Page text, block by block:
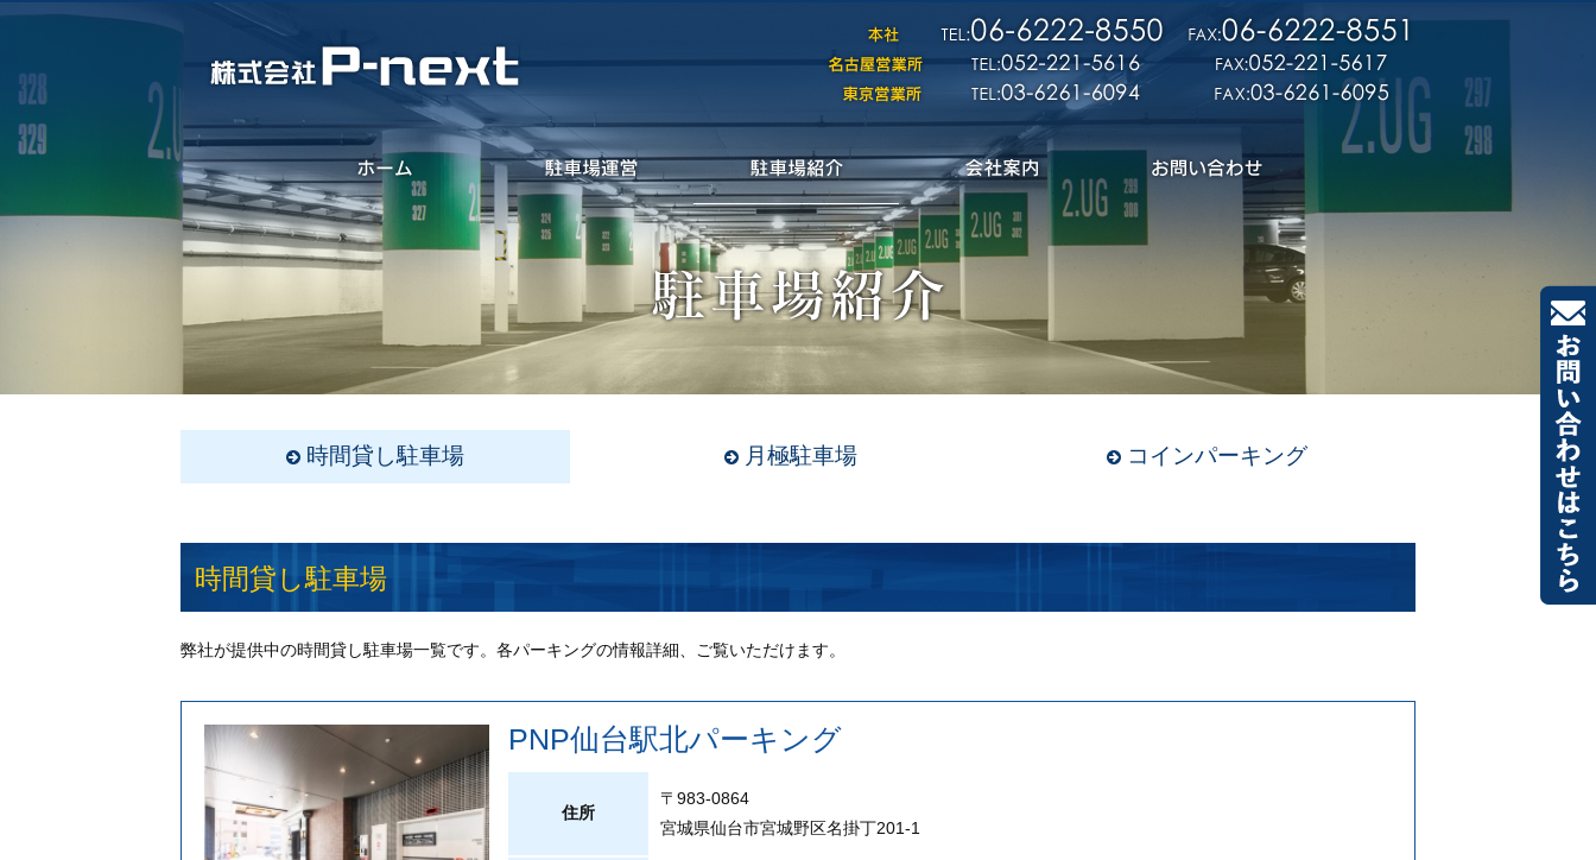
時間貸し駐車場 月極駐車場 コインパーキング
時間貸し駐車場
弊社が提供中の時間貸し駐車場一覧です。各パーキングの情報詳細、ご覧いただけます。
PNP仙台駅北パーキング
住所
〒983-0864
宮城県仙台市宮城野区名掛丁201-1